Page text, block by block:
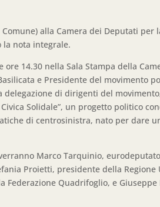
Comune) alla Camera dei Deputati
la nota integrale.
ore 14.30 nella Sala Stampa della
e Presidente del movimento
delegazione di dirigenti del
Solidale”, un progetto politico
di centrosinistra, nato per dare
Marco Tarquinio,
Proietti, presidente della
Federazione Quadrifoglio, e Giuseppe